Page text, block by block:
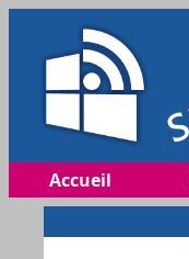
Accueil